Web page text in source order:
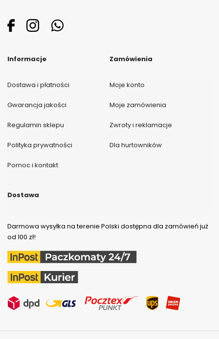
Informacje
Dostawa i płatności
Gwarancja jakości
Regulamin sklepu
Polityka prywatności
Pomoc i kontakt
Zamówienia
Moje konto
Moje zamówienia
Zwroty i reklamacje
Dla hurtowników
Dostawa
Darmowa wysyłka na terenie Polski dostępna dla zamówień już
od 100 zł!